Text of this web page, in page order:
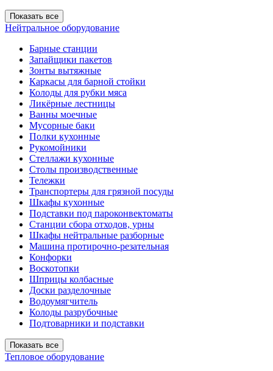
Показать все
Нейтральное оборудование
Барные станции
Запайщики пакетов
Зонты вытяжные
Каркасы для барной стойки
Колоды для рубки мяса
Ликёрные лестницы
Ванны моечные
Мусорные баки
Полки кухонные
Рукомойники
Стеллажи кухонные
Столы производственные
Тележки
Транспортеры для грязной посуды
Шкафы кухонные
Подставки под пароконвектоматы
Станции сбора отходов, урны
Шкафы нейтральные разборные
Машина протирочно-резательная
Конфорки
Воскотопки
Шприцы колбасные
Доски разделочные
Водоумягчитель
Колоды разрубочные
Подтоварники и подставки
Показать все
Тепловое оборудование